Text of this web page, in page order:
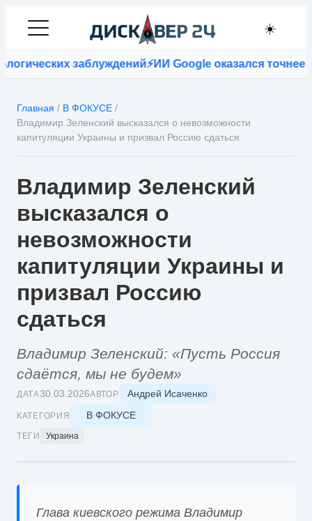
☀️
заблуждений⚡ИИ Google оказался точнее врачей
Главная / В ФОКУСЕ /
Владимир Зеленский высказался о невозможности
капитуляции Украины и призвал Россию сдаться
Владимир Зеленский
высказался о
невозможности
капитуляции Украины и
призвал Россию
сдаться
Владимир Зеленский: «Пусть Россия
сдаётся, мы не будем»
ДАТА30.03.2026АВТОР Андрей Исаченко
КАТЕГОРИЯ В ФОКУСЕ
ТЕГИ Украина
Глава киевского режима Владимир